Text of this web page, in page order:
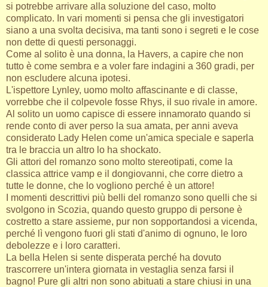
si potrebbe arrivare alla soluzione del caso, molto
complicato. In vari momenti si pensa che gli investigatori
siano a una svolta decisiva, ma tanti sono i segreti e le cose
non dette di questi personaggi.
Come al solito è una donna, la Havers, a capire che non
tutto è come sembra e a voler fare indagini a 360 gradi, per
non escludere alcuna ipotesi.
L'ispettore Lynley, uomo molto affascinante e di classe,
vorrebbe che il colpevole fosse Rhys, il suo rivale in amore.
Al solito un uomo capisce di essere innamorato quando si
rende conto di aver perso la sua amata, per anni aveva
considerato Lady Helen come un'amica speciale e saperla
tra le braccia un altro lo ha shockato.
Gli attori del romanzo sono molto stereotipati, come la
classica attrice vamp e il dongiovanni, che corre dietro a
tutte le donne, che lo vogliono perché è un attore!
I momenti descrittivi più belli del romanzo sono quelli che si
svolgono in Scozia, quando questo gruppo di persone è
costretto a stare assieme, pur non sopportandosi a vicenda,
perché lì vengono fuori gli stati d'animo di ognuno, le loro
debolezze e i loro caratteri.
La bella Helen si sente disperata perché ha dovuto
trascorrere un'intera giornata in vestaglia senza farsi il
bagno! Pure gli altri non sono abituati a stare chiusi in una